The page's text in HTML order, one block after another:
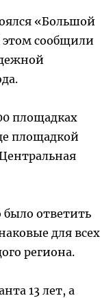
«Большой
этом сообщили
площадках
площадкой
ответить
для всех
региона.
13 лет, а